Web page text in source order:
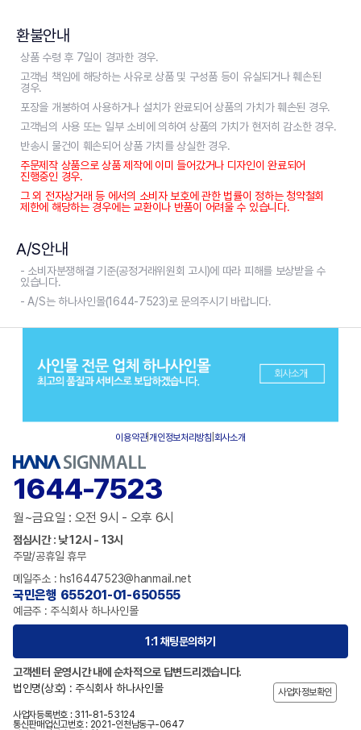
환불안내
상품 수령 후 7일이 경과한 경우.
고객님 책임에 해당하는 사유로 상품 및 구성품 등이 유실되거나 훼손된
경우.
포장을 개봉하여 사용하거나 설치가 완료되어 상품의 가치가 훼손된 경우.
고객님의 사용 또는 일부 소비에 의하여 상품의 가치가 현저히 감소한 경우.
반송시 물건이 훼손되어 상품 가치를 상실한 경우.
주문제작 상품으로 상품 제작에 이미 들어갔거나 디자인이 완료되어
진행중인 경우.
그 외 전자상거래 등 에서의 소비자 보호에 관한 법률이 정하는 청약철회
제한에 해당하는 경우에는 교환이나 반품이 어려울 수 있습니다.
A/S안내
- 소비자분쟁해결 기준(공정거래위원회 고시)에 따라 피해를 보상받을 수
있습니다.
- A/S는 하나사인몰(1644-7523)로 문의주시기 바랍니다.
이용약관|개인정보처리방침 회사소개
1644-7523
월~금요일 : 오전 9시 - 오후 6시
점심시간 : 낮 12시 - 13시
주말/공휴일 휴무
메일주소 : hs16447523@hanmail.net
국민은행 655201-01-650555
예금주 : 주식회사 하나사인몰
1:1 채팅문의하기
고객센터 운영시간 내에 순차적으로 답변드리겠습니다.
법인명(상호) : 주식회사 하나사인몰
사업자정보확인
사업자등록번호 : 311-81-53124
통신판매업신고번호 : 2021-인천남동구-0647